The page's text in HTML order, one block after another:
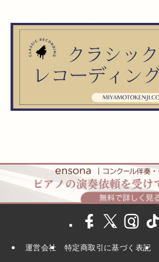
運営会社 特定商取引に基づく表記